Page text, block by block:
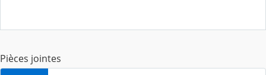
Pièces jointes